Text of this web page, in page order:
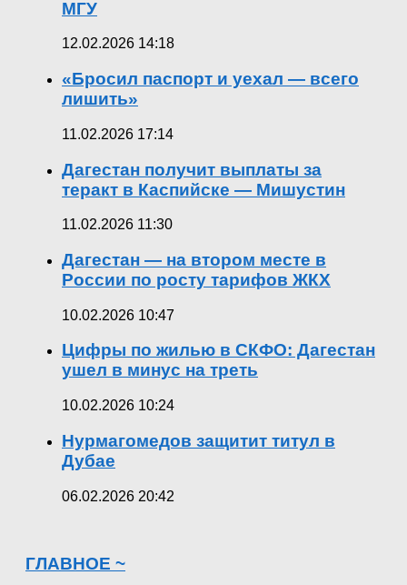
МГУ
12.02.2026 14:18
«Бросил паспорт и уехал — всего
лишить»
11.02.2026 17:14
Дагестан получит выплаты за
теракт в Каспийске — Мишустин
11.02.2026 11:30
Дагестан — на втором месте в
России по росту тарифов ЖКХ
10.02.2026 10:47
Цифры по жилью в СКФО: Дагестан
ушел в минус на треть
10.02.2026 10:24
Нурмагомедов защитит титул в
Дубае
06.02.2026 20:42
ГЛАВНОЕ ~